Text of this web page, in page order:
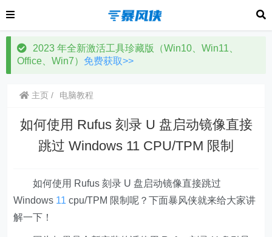
2023 年全新激活工具珍藏版（Win10、Win11、
Office、Win7） 免费获取>>
主页 电脑教程
如何使用 Rufus 刻录 U 盘启动镜像直接
跳过 Windows 11 CPU/TPM 限制
如何使用 Rufus 刻录 U 盘启动镜像直接跳过
Windows 11 cpu/TPM 限制呢？下面暴风侠就来给大家讲
解一下！